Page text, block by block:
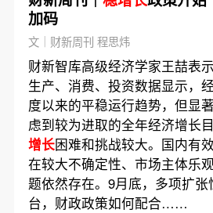
加码
文｜财新周刊 程思炜
财新智库高级经济学家王喆表
生产、消费、投资数据显示，
度以来的平稳运行趋势，但显
虑到较为进取的全年经济增长
增长困难和挑战较大。国内有
在较大不确定性、市场主体乐
题依然存在。9月底，多项扩
台，财政政策如何配合……